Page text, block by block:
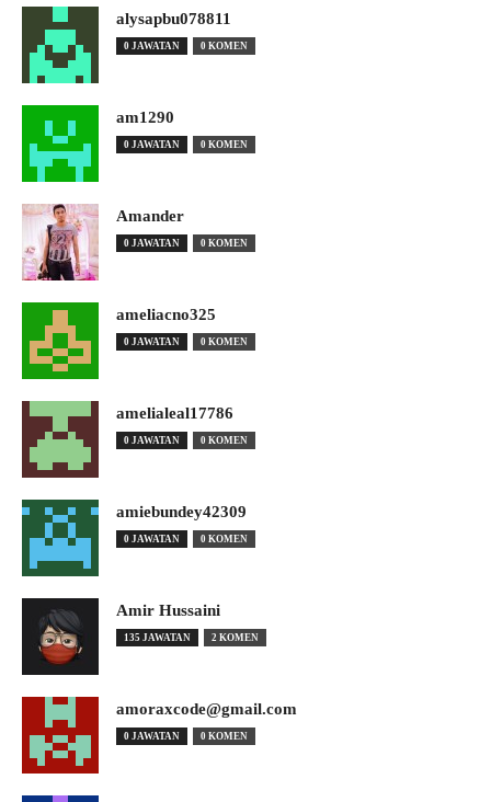
alysapbu078811
0 JAWATAN 0 KOMEN
am1290
0 JAWATAN 0 KOMEN
Amander
0 JAWATAN 0 KOMEN
ameliacno325
0 JAWATAN 0 KOMEN
amelialeal17786
0 JAWATAN 0 KOMEN
amiebundey42309
0 JAWATAN 0 KOMEN
Amir Hussaini
135 JAWATAN 2 KOMEN
amoraxcode@gmail.com
0 JAWATAN 0 KOMEN